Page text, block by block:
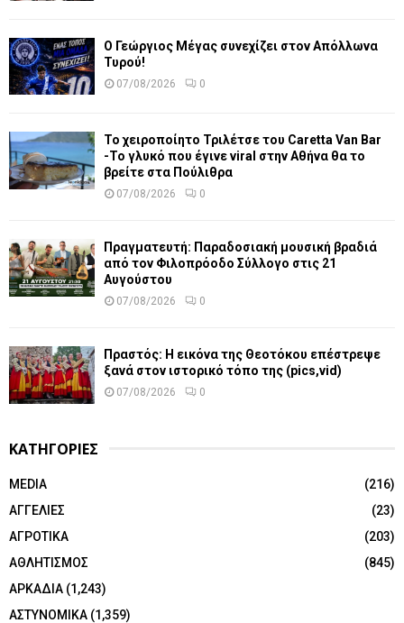
Ο Γεώργιος Μέγας συνεχίζει στον Απόλλωνα
Τυρού!
07/08/2026 0
Το χειροποίητο Τριλέτσε του Caretta Van Bar
-Το γλυκό που έγινε viral στην Αθήνα θα το
βρείτε στα Πούλιθρα
07/08/2026 0
Πραγματευτή: Παραδοσιακή μουσική βραδιά
από τον Φιλοπρόοδο Σύλλογο στις 21
Αυγούστου
07/08/2026 0
Πραστός: Η εικόνα της Θεοτόκου επέστρεψε
ξανά στον ιστορικό τόπο της (pics,vid)
07/08/2026 0
ΚΑΤΗΓΟΡΙΕΣ
MEDIA
(216)
ΑΓΓΕΛΙΕΣ
(23)
ΑΓΡΟΤΙΚΑ
(203)
ΑΘΛΗΤΙΣΜΟΣ
(845)
ΑΡΚΑΔΙΑ (1,243)
ΑΣΤΥΝΟΜΙΚΑ (1,359)